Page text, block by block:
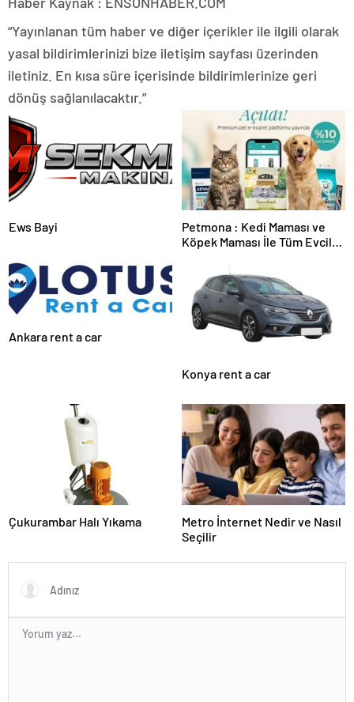
“Yayınlanan tüm haber ve diğer içerikler ile ilgili olarak
yasal bildirimlerinizi bize iletişim sayfası üzerinden
iletiniz. En kısa süre içerisinde bildirimlerinize geri
dönüş sağlanılacaktır.”
Ews Bayi
Petmona : Kedi Maması ve
Köpek Maması İle Tüm Evcil
Ankara rent a car
Konya rent a car
Çukurambar Halı Yıkama
Metro İnternet Nedir ve Nasıl
Seçilir